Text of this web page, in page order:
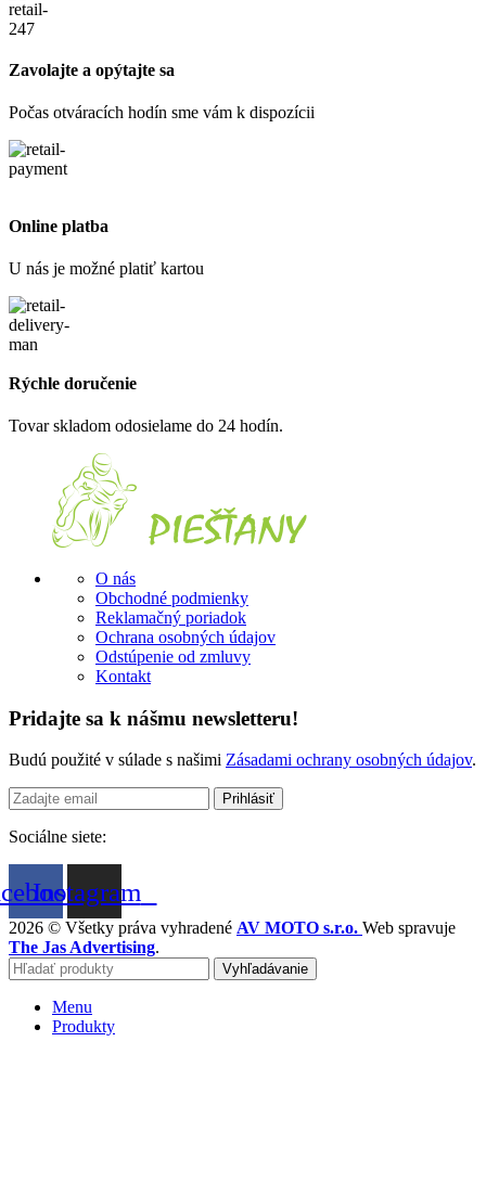
Zavolajte a opýtajte sa
Počas otváracích hodín sme vám k dispozícii
Online platba
U nás je možné platiť kartou
Rýchle doručenie
Tovar skladom odosielame do 24 hodín.
O nás
Obchodné podmienky
Reklamačný poriadok
Ochrana osobných údajov
Odstúpenie od zmluvy
Kontakt
Pridajte sa k nášmu newsletteru!
Budú použité v súlade s našimi Zásadami ochrany osobných údajov.
Sociálne siete:
Instagram
2026 © Všetky práva vyhradené AV MOTO s.r.o. Web spravuje
The Jas Advertising.
Vyhľadávanie
Menu
Produkty